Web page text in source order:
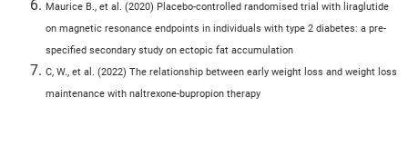
Maurice B., et al. (2020) Placebo-controlled randomised trial with liraglutide
on magnetic resonance endpoints in individuals with type 2 diabetes: a pre-
specified secondary study on ectopic fat accumulation
C, W., et al. (2022) The relationship between early weight loss and weight loss
maintenance with naltrexone-bupropion therapy